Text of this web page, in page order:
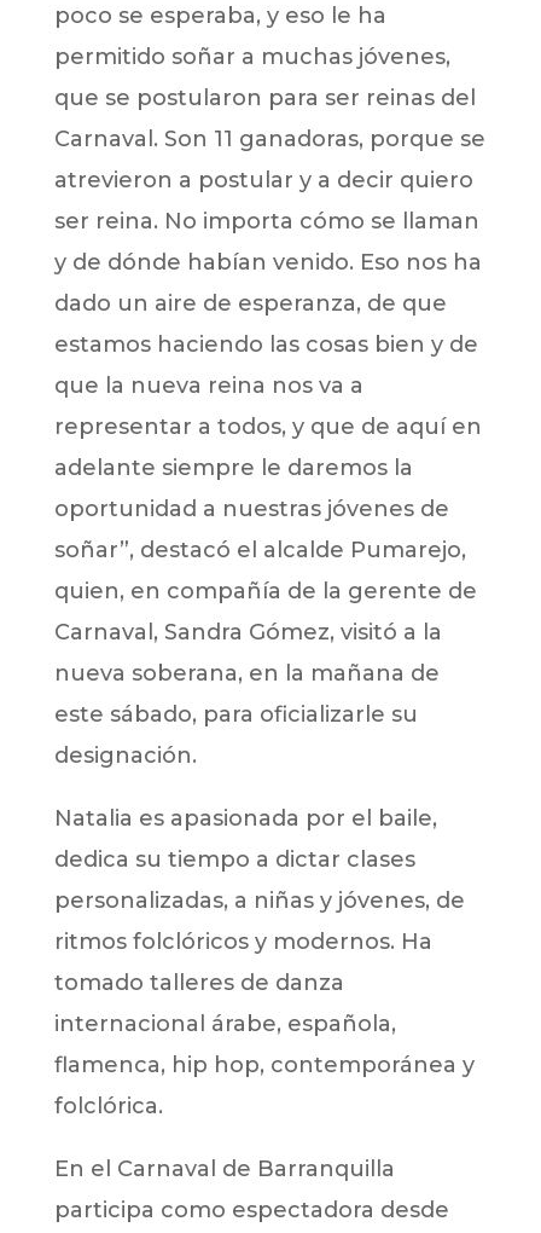
poco se esperaba, y eso le ha
permitido soñar a muchas jóvenes,
que se postularon para ser reinas del
Carnaval. Son 11 ganadoras, porque se
atrevieron a postular y a decir quiero
ser reina. No importa cómo se llaman
y de dónde habían venido. Eso nos ha
dado un aire de esperanza, de que
estamos haciendo las cosas bien y de
que la nueva reina nos va a
representar a todos, y que de aquí en
adelante siempre le daremos la
oportunidad a nuestras jóvenes de
soñar”, destacó el alcalde Pumarejo,
quien, en compañía de la gerente de
Carnaval, Sandra Gómez, visitó a la
nueva soberana, en la mañana de
este sábado, para oficializarle su
designación.
Natalia es apasionada por el baile,
dedica su tiempo a dictar clases
personalizadas, a niñas y jóvenes, de
ritmos folclóricos y modernos. Ha
tomado talleres de danza
internacional árabe, española,
flamenca, hip hop, contemporánea y
folclórica.
En el Carnaval de Barranquilla
participa como espectadora desde